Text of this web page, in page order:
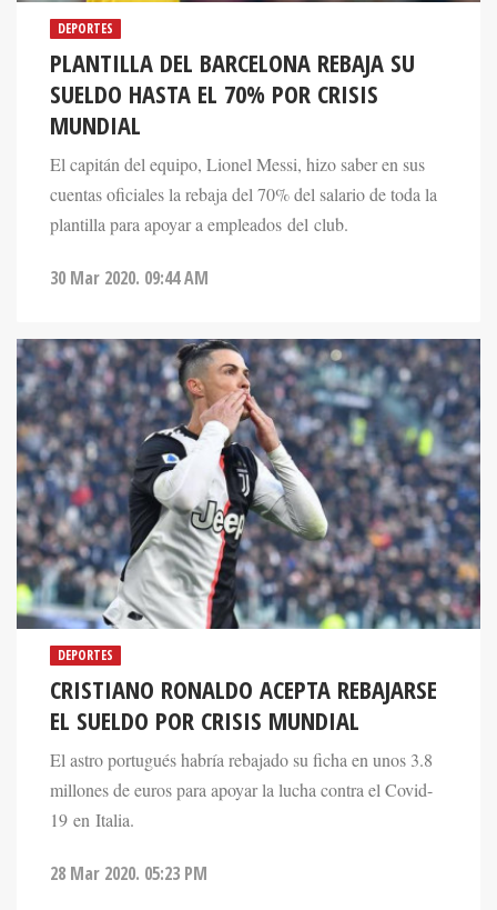
DEPORTES
PLANTILLA DEL BARCELONA REBAJA SU
SUELDO HASTA EL 70% POR CRISIS
MUNDIAL
El capitán del equipo, Lionel Messi, hizo saber en sus
cuentas oficiales la rebaja del 70% del salario de toda la
plantilla para apoyar a empleados del club.
30 Mar 2020. 09:44 AM
DEPORTES
CRISTIANO RONALDO ACEPTA REBAJARSE
EL SUELDO POR CRISIS MUNDIAL
El astro portugués habría rebajado su ficha en unos 3.8
millones de euros para apoyar la lucha contra el Covid-
19 en Italia.
28 Mar 2020. 05:23 PM